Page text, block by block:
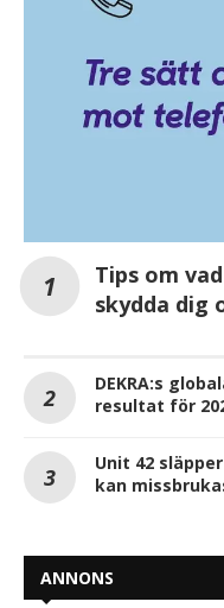
Tips om
skydda dig
DEKRA:s
resultat för
Unit 42
kan
ANNONS